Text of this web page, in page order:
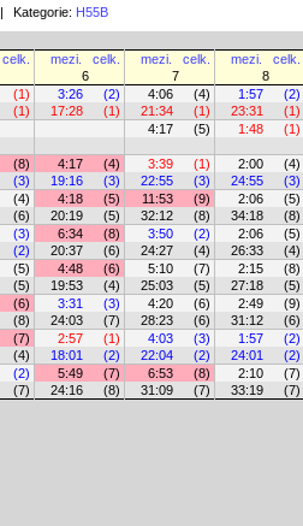
| Kategorie: H55B
celk. mezi. celk. mezi. celk. mezi. celk.
6 7 8
(1) 3:26 (2) 4:06 (4) 1:57 (2)
(1) 17:28 (1) 21:34 (1) 23:31 (1)
4:17 (5) 1:48 (1)
(8) 4:17 (4) 3:39 (1) 2:00 (4)
(3) 19:16 (3) 22:55 (3) 24:55 (3)
(4) 4:18 (5) 11:53 (9) 2:06 (5)
(6) 20:19 (5) 32:12 (8) 34:18 (8)
(3) 6:34 (8) 3:50 (2) 2:06 (5)
(2) 20:37 (6) 24:27 (4) 26:33 (4)
(5) 4:48 (6) 5:10 (7) 2:15 (8)
(5) 19:53 (4) 25:03 (5) 27:18 (5)
(6) 3:31 (3) 4:20 (6) 2:49 (9)
(8) 24:03 (7) 28:23 (6) 31:12 (6)
(7) 2:57 (1) 4:03 (3) 1:57 (2)
(4) 18:01 (2) 22:04 (2) 24:01 (2)
(2) 5:49 (7) 6:53 (8) 2:10 (7)
(7) 24:16 (8) 31:09 (7) 33:19 (7)